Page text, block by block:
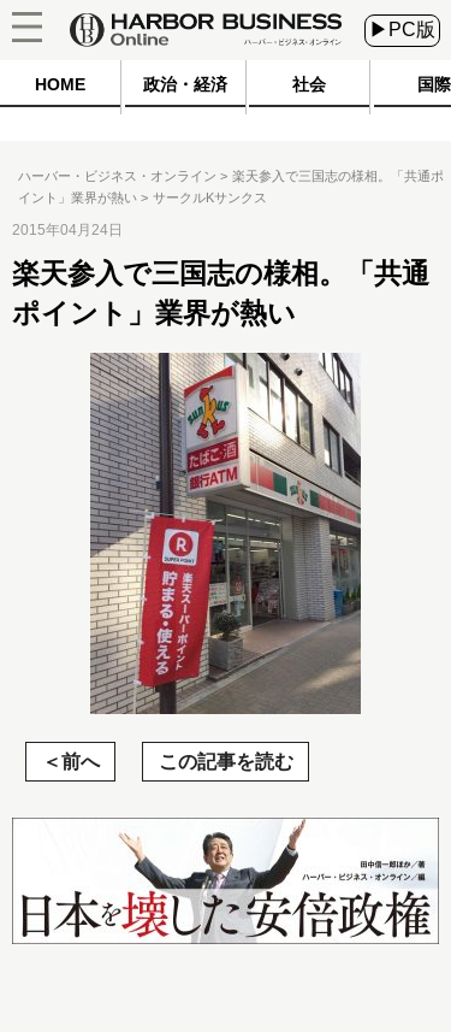
▶PC版
HOME 政治・経済 社会 国際
ハーバー・ビジネス・オンライン
楽天参入で三国志の様相。「共通ポ
イント」業界が熱い
サークルKサンクス
2015年04月24日
楽天参入で三国志の様相。「共通
ポイント」業界が熱い
前へ この記事を読む